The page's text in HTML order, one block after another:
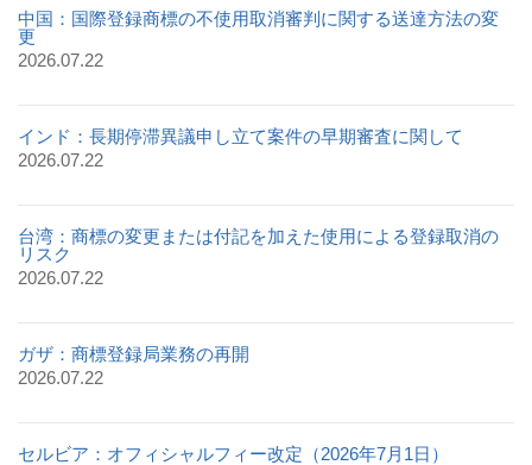
中国：国際登録商標の不使用取消審判に関する送達方法の変
更
2026.07.22
インド：長期停滞異議申し立て案件の早期審査に関して
2026.07.22
台湾：商標の変更または付記を加えた使用による登録取消の
リスク
2026.07.22
ガザ：商標登録局業務の再開
2026.07.22
セルビア：オフィシャルフィー改定（2026年7月1日）